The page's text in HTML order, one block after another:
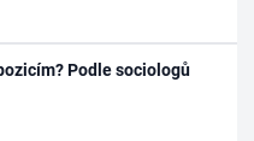
Podle sociologů